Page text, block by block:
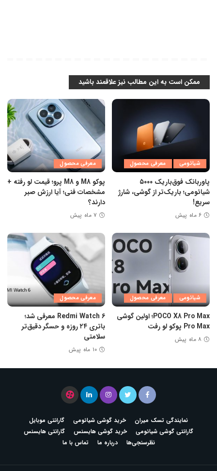
ممکن است به این مطالب نیز علاقمند باشید
شیائومی معرفی محصول
پاوربانک فوق‌باریک ۵۰۰۰
شیائومی؛ باریک‌تر از گوشی، شارژ
سریع!
۶ ماه پیش
معرفی محصول
پوکو M8 و M8 پرو؛ قیمت لو رفته +
مشخصات فنی؛ آیا ارزش صبر
دارند؟
۷ ماه پیش
شیائومی معرفی محصول
POCO X8 Pro Max؛ اولین گوشی
Pro Max پوکو لو رفت
۸ ماه پیش
معرفی محصول
Redmi Watch 6 معرفی شد؛
باتری ۲۴ روزه و حسگر دقیق‌تر
سلامتی
۱۰ ماه پیش
نمایندگی تسک میران خرید گوشی شیائومی
گارانتی موبایل
گارانتی گوشی شیائومی
خرید گوشی هایسنس
گارانتی هایسنس
نظرسنجی‌ها
درباره ما تماس با ما